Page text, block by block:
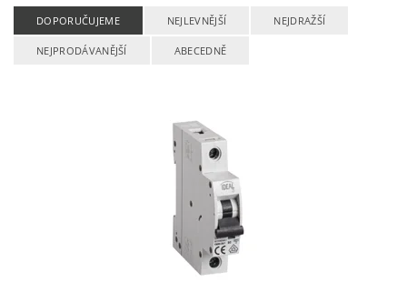
DOPORUČUJEME NEJLEVNĚJŠÍ NEJDRAŽŠÍ
NEJPRODÁVANĚJŠÍ ABECEDNĚ